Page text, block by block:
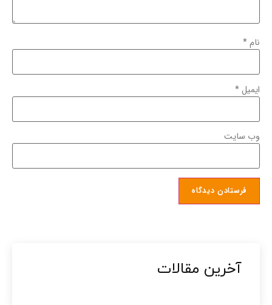
نام*
ایمیل*
وب‌ سایت
آخرین مقالات​